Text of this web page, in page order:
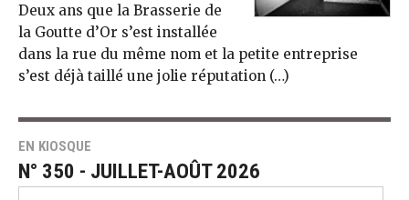
Deux ans que la Brasserie de
la Goutte d’Or s’est installée
dans la rue du même nom et la petite entreprise
s’est déjà taillé une jolie réputation (…)
EN KIOSQUE
N° 350 - JUILLET-AOÛT 2026